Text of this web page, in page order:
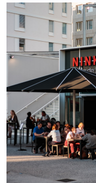
EN SAVOIR PLUS